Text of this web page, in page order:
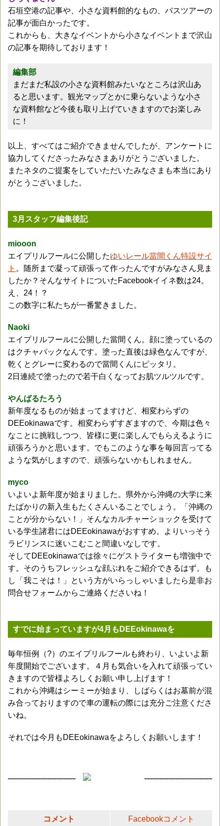
石垣空港の記事や、小さな資料館的なもの、バスツアーの
記事が面白かったです。
これからも、大きなイベントから小さなイベントまで沢山
の記事を期待しております！
編集部
まだまだ私設の小さな資料館みたいなところは沢山あ
ると思います。観光マップとかに乗らないような小さ
な資料館など今後も取り上げていきますのでお楽しみ
に！
以上、すべてはご紹介できませんでしたが、アンケートに
協力してくださったみなさまありがとうございました。
またネタのご提案をしていただいたみなさまも本当にあり
がとうございました。
3月スタッフ編集後記
miooon
エイプリルフールに公開したゆいレール當間くん特設サイ
ト 。随所まで凝って頑張って作ったんですがみなさん見ま
したか？そんなサイトについたFacebookイイネ数は24。
え、24！？
この数字に私たちが一番驚きました。
Naoki
エイプリルフールに公開した當間くん。顔に塗っているの
はクチャパックなんです。塗った直後は緑色なんですが、
乾くとグレーに変わるので當間くんにピッタリ。
2日連続で塗ったので若干白くなってお肌ツルツルです。
やんばるたろう
新年度なるものが始まってますけど、相変わらずの
DEEokinawaです。相変わらずすぎますので、今期は色々
なことに挑戦しつつ、皆様に更に楽しんでもらえるように
頑張ろうかと思います。でもこのような事を毎回言ってる
ような気がしますので、頑張らないかもしれません。
myco
いよいよ新年度が始まりました。県外から沖縄の大学に来
たばかりの新入生もたくさんいることでしょう。「沖縄の
ことが分からない！」そんなカルチャーショックを受けて
いる学生諸君にはDEEokinawaがおすすめ。よりいっそう
ラビリンスに迷いこむこと間違いなしです。
そしてDEEokinawaでは徐々にゲストライターも増強中で
す。そのうちフレッシュな顔ぶれをご紹介できるはず。も
し「我こそは！」という方がいらっしゃいましたら是非お
問合せフォームからご連絡くださいね！
すでに始まっていますが4月もDEEokinawaを
毎年恒例（?）のエイプリルフールも終わり、いよいよ新
年度開始でございます。４月も気合いを入れて頑張ってい
きますので皆様よろしくお願い申し上げます！
これから沖縄はシーミーが始まり、しばらくはお墓前が混
み合っておりますので車の運転の際には充分ご注意くださ
いね。
それでは今月もDEEokinawaをよろしくお願いします！
コメント Facebookコメント